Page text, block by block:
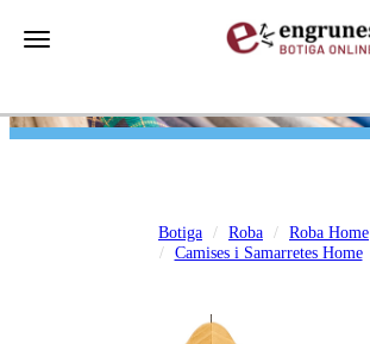
Toggle navigation
Botiga Roba
Roba Home
Camises i Samarretes Home